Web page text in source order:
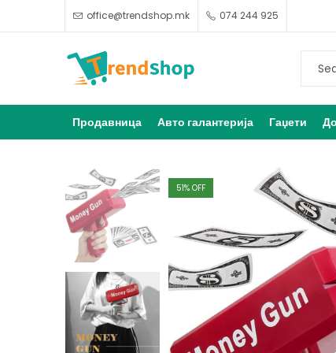
office@trendshop.mk 074 244 925
Продавница Авто галантерија Гаџети
51% OFF